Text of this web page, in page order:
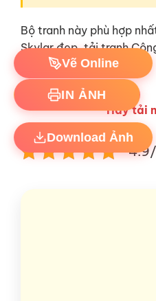
Bộ tranh này phù hợp
Skylar đẹp, tải tranh
Hãy tải
Vẽ Online
IN ẢNH
Download Ảnh